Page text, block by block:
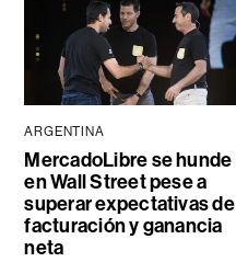
ARGENTINA
MercadoLibre se hunde
en Wall Street pese a
superar expectativas de
facturación y ganancia
neta